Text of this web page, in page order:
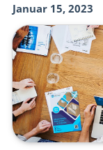
Januar 15, 2023